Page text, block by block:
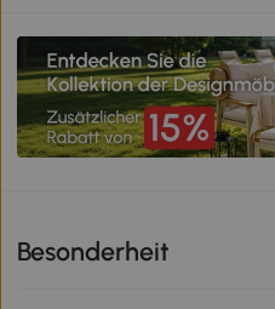
Besonderheit